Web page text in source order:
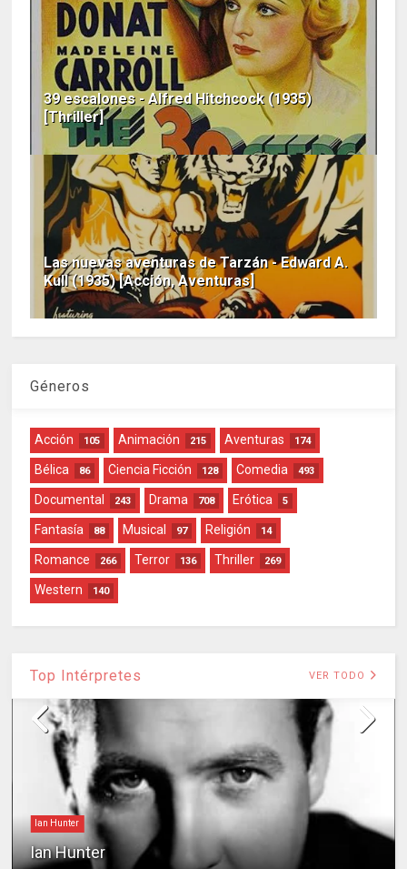
39 escalones - Alfred Hitchcock (1935)
[Thriller]
Las nuevas aventuras de Tarzán - Edward A.
Kull (1935) [Acción, Aventuras]
Géneros
Acción 105 Animación 215 Aventuras 174
Bélica 86 Ciencia Ficción 128 Comedia 493
Documental 243 Drama 708 Erótica 5
Fantasía 88 Musical 97 Religión 14
Romance 266 Terror 136 Thriller 269
Western 140
Top Intérpretes VER TODO
Ian Hunter
Ian Hunter